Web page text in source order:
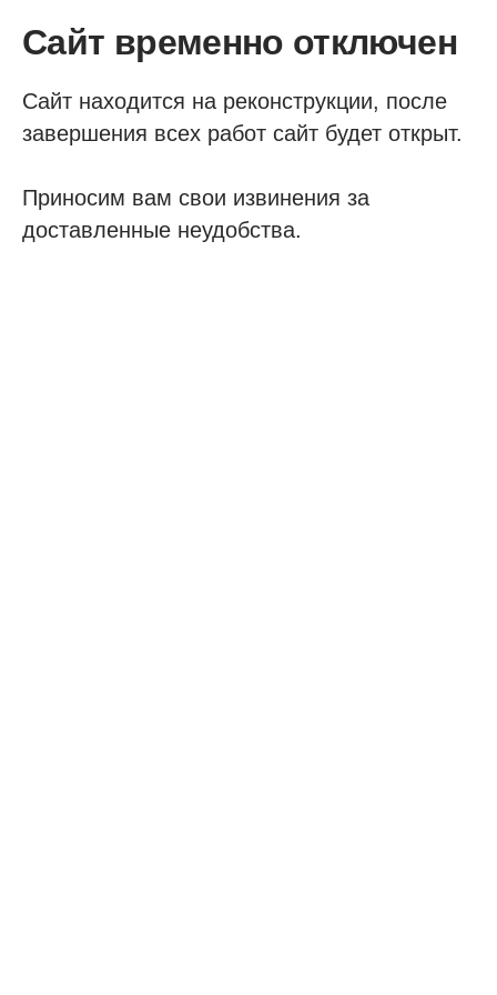
Сайт временно отключен
Сайт находится на реконструкции, после
завершения всех работ сайт будет открыт.
Приносим вам свои извинения за
доставленные неудобства.